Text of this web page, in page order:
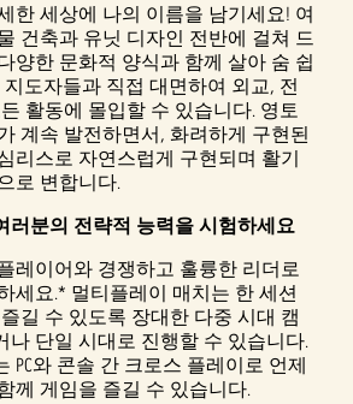
한 세상에 나의 이름을 남기세요! 여
건축과 유닛 디자인 전반에 걸쳐 드
양한 문화적 양식과 함께 살아 숨 쉽
도자들과 직접 대면하여 외교, 전
활동에 몰입할 수 있습니다. 영토
계속 발전하면서, 화려하게 구현된
리스로 자연스럽게 구현되며 활기
로 변합니다.
러분의 전략적 능력을 시험하세요
레이어와 경쟁하고 훌륭한 리더로
세요.* 멀티플레이 매치는 한 세션
길 수 있도록 장대한 다중 시대 캠
나 단일 시대로 진행할 수 있습니다.
PC와 콘솔 간 크로스 플레이로 언제
께 게임을 즐길 수 있습니다.